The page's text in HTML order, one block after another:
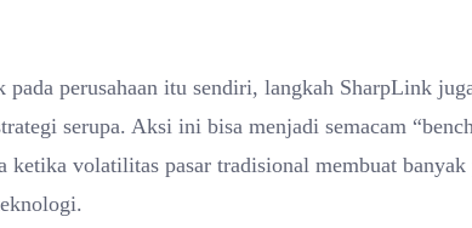
pada perusahaan itu sendiri, langkah SharpLink
serupa. Aksi ini bisa menjadi semacam
ketika volatilitas pasar tradisional membuat